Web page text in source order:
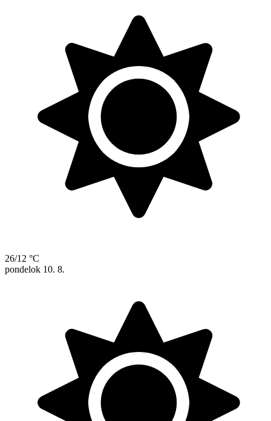
26/12 °C
pondelok 10. 8.